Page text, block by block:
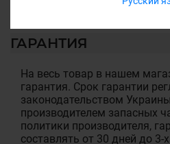
ГАРАНТИЯ
На весь товар в нашем
гарантия. Срок гарантии
законодательством
производителем запасных
политики производителя,
составлять от 30 дней до 3-